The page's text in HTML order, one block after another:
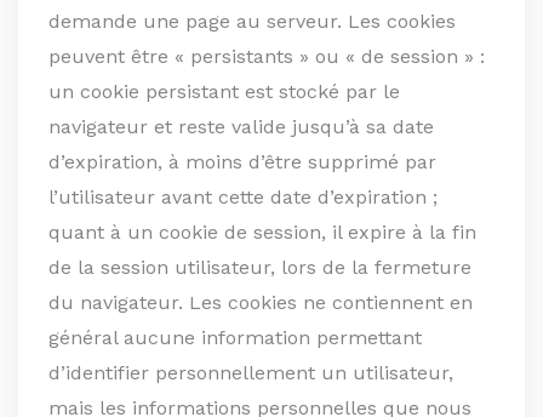
demande une page au serveur. Les cookies
peuvent être « persistants » ou « de session » :
un cookie persistant est stocké par le
navigateur et reste valide jusqu’à sa date
d’expiration, à moins d’être supprimé par
l’utilisateur avant cette date d’expiration ;
quant à un cookie de session, il expire à la fin
de la session utilisateur, lors de la fermeture
du navigateur. Les cookies ne contiennent en
général aucune information permettant
d’identifier personnellement un utilisateur,
mais les informations personnelles que nous